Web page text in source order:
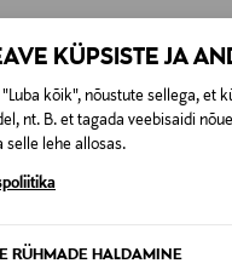
KÜPSISTE JA
"Luba kõik", nõustute sellega, et
nt. B. et tagada veebisaidi
selle lehe allosas.
RÜHMADE HALDAMINE